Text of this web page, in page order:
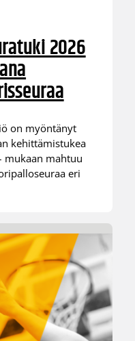
2026
on myöntänyt
kehittämistukea
mukaan mahtuu
eri